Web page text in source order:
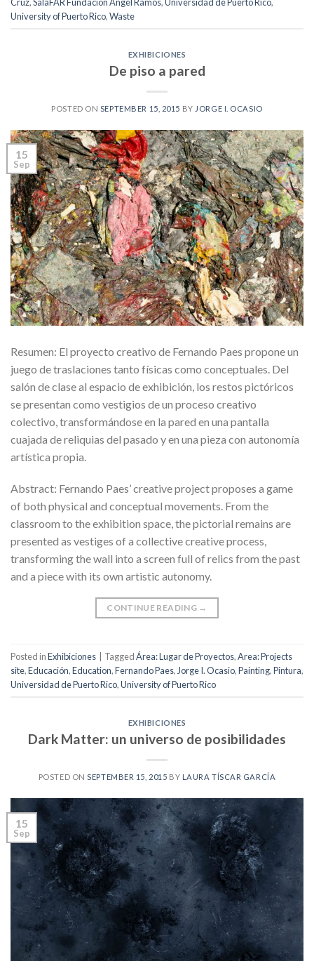
University of Puerto Rico,Waste
EXHIBICIONES
De piso a pared
POSTED ON SEPTEMBER 15, 2015 BY JORGE I. OCASIO
15
Sep
Resumen: El proyecto creativo de Fernando Paes propone un
juego de traslaciones tanto físicas como conceptuales. Del
salón de clase al espacio de exhibición, los restos pictóricos
se presentan como vestigios de un proceso creativo
colectivo, transformándose en la pared en una pantalla
cuajada de reliquias del pasado y en una pieza con autonomía
artística propia.
Abstract: Fernando Paes’ creative project proposes a game
of both physical and conceptual movements. From the
classroom to the exhibition space, the pictorial remains are
presented as vestiges of a collective creative process,
transforming the wall into a screen full of relics from the past
and a piece with its own artistic autonomy.
CONTINUE READING →
Posted inExhibiciones TaggedÁrea: Lugar de Proyectos,Area: Projects
site,Educación,Education,Fernando Paes, Jorge I. Ocasio,Painting,Pintura,
Universidad de Puerto Rico,University of Puerto Rico
EXHIBICIONES
Dark Matter: un universo de posibilidades
POSTED ONSEPTEMBER 15, 2015 BY LAURA TÍSCAR GARCÍA
15
Sep